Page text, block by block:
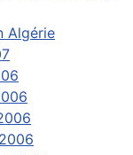
Algérie